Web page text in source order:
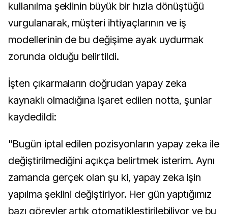
kullanılma şeklinin büyük bir hızla dönüştüğü
vurgulanarak, müşteri ihtiyaçlarının ve iş
modellerinin de bu değişime ayak uydurmak
zorunda olduğu belirtildi.
İşten çıkarmaların doğrudan yapay zeka
kaynaklı olmadığına işaret edilen notta, şunlar
kaydedildi:
"Bugün iptal edilen pozisyonların yapay zeka ile
değiştirilmediğini açıkça belirtmek isterim. Aynı
zamanda gerçek olan şu ki, yapay zeka işin
yapılma şeklini değiştiriyor. Her gün yaptığımız
bazı görevler artık otomatikleştirilebiliyor ve bu